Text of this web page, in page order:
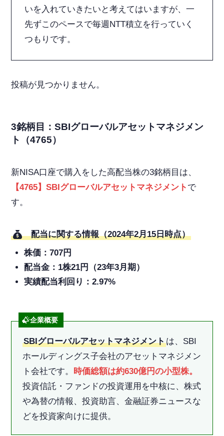
いを入れていきたいと考えてはいますが、一
先ずこのペースで毎週NTT積立を行っていく
つもりです。
投稿が見つかりません。
3銘柄目：SBIグローバルアセットマネジメン
ト（4765）
新NISA口座で購入をした高配当株の3銘柄目は、
【4765】SBIグローバルアセットマネジメント で
す。
配当に関する情報（2024年2月15日時点）
株価：707円
配当金：1株21円（23年3月期）
実績配当利回り：2.97%
企業概要
SBIグローバルアセットマネジメントは、SBI
ホールディングス子会社のアセットマネジメン
ト会社です。 時価総額は約630億円の小型株。
投資信託・ファンドの投資運用を中核に、株式
や為替の情報、投資助言、金融証券ニュースな
どを投資家向けに提供。